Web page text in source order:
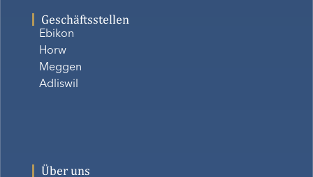
Geschäftsstellen
Ebikon
Horw
Meggen
Adliswil
Über uns